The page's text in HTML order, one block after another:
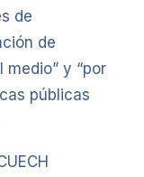
de
de
y “por
públicas